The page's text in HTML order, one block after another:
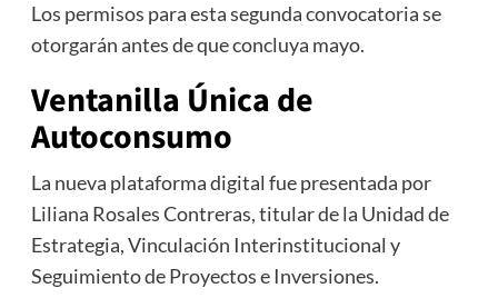
Los permisos para esta segunda convocatoria se
otorgarán antes de que concluya mayo.
Ventanilla Única de
Autoconsumo
La nueva plataforma digital fue presentada por
Liliana Rosales Contreras, titular de la Unidad de
Estrategia, Vinculación Interinstitucional y
Seguimiento de Proyectos e Inversiones.